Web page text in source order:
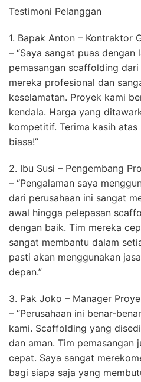
Testimoni Pelanggan
1. Bapak Anton – Kontraktor
– “Saya sangat puas dengan
pemasangan scaffolding dari
mereka profesional dan
keselamatan. Proyek kami
kendala. Harga yang
kompetitif. Terima kasih
biasa!”
2. Ibu Susi – Pengembang
– “Pengalaman saya
dari perusahaan ini sangat
awal hingga pelepasan
dengan baik. Tim mereka
sangat membantu dalam
pasti akan menggunakan
depan.”
3. Pak Joko – Manager
– “Perusahaan ini benar-
kami. Scaffolding yang
dan aman. Tim pemasangan
cepat. Saya sangat
bagi siapa saja yang